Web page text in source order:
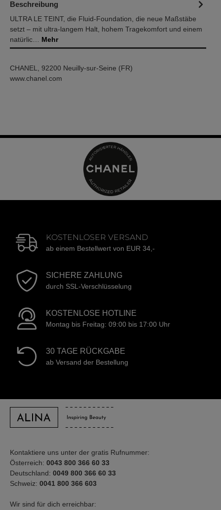
Beschreibung
ULTRA LE TEINT, die Fluid-Foundation, die neue Maßstäbe
setzt – mit ultra-langem Halt, hohem Tragekomfort und einem
natürlic… Mehr
CHANEL, 92200 Neuilly-sur-Seine (FR)
www.chanel.com
KOSTENLOSER VERSAND
ab einem Bestellwert von EUR 34,-
SICHERE ZAHLUNG
durch SSL-Verschlüsselung
KOSTENLOSE HOTLINE
Montag bis Freitag: 09:00 bis 17:00 Uhr
30 TAGE RÜCKGABE
ab Versand der Bestellung
Kontaktiere uns unter der gratis Rufnummer:
Österreich: 0043 800 366 60 33
Deutschland: 0049 800 366 60 33
Schweiz: 0041 800 366 603
Wir sind für dich erreichbar: